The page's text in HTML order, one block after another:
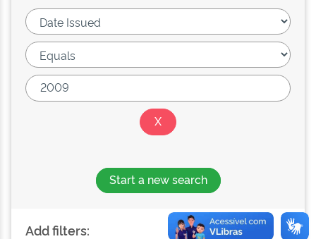
Start a new search
Add filters: